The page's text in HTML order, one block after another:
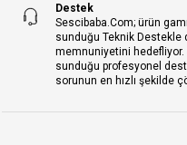
Destek
Sescibaba.Com; ürün
sunduğu Teknik
memnuniyetini hedefliyor.
sunduğu profesyonel
sorunun en hızlı şekilde